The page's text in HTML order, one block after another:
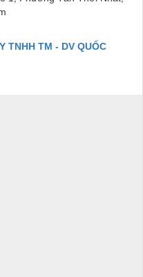
TNHH TM - DV QUỐC